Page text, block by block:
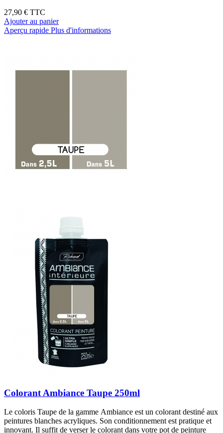
27,90 € TTC
Ajouter au panier
Aperçu rapide Plus d'informations
Colorant Ambiance Taupe 250ml
Le coloris Taupe de la gamme Ambiance est un colorant destiné aux
peintures blanches acryliques. Son conditionnement est pratique et
innovant. Il suffit de verser le colorant dans votre pot de peinture